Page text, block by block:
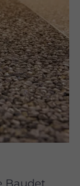
Baudet